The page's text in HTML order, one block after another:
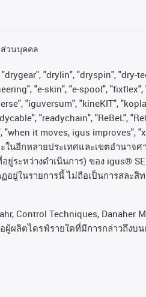
วนบุคคล
"drylin", "dryspin", "dry-
"e-skin", "e-spool", "fixflex",
"iguversum", "kineKIT",
"readychain", "ReBeL",
"when it moves, igus improves",
ในอีกหลายประเทศและเขตอํานาจศ
ยู่ระหว่างดำเนินการ) ของ igus® SE
อยู่ในรายการนี้ไม่ถือเป็นการสละ
Techniques, Danaher
รือผู้ผลิตไดรฟ์รายใดที่มีการกล่าวถึ